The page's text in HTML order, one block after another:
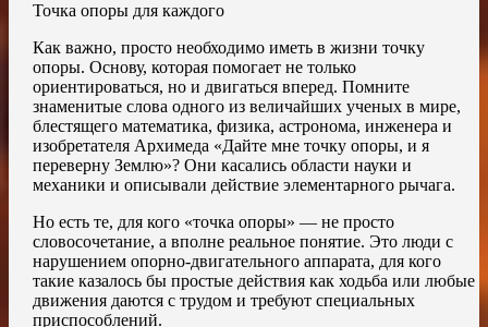
Точка опоры для каждого
Как важно, просто необходимо иметь в жизни точку
опоры. Основу, которая помогает не только
ориентироваться, но и двигаться вперед. Помните
знаменитые слова одного из величайших ученых в мире,
блестящего математика, физика, астронома, инженера и
изобретателя Архимеда «Дайте мне точку опоры, и я
переверну Землю»? Они касались области науки и
механики и описывали действие элементарного рычага.
Но есть те, для кого «точка опоры» — не просто
словосочетание, а вполне реальное понятие. Это люди с
нарушением опорно-двигательного аппарата, для кого
такие казалось бы простые действия как ходьба или любые
движения даются с трудом и требуют специальных
приспособлений.